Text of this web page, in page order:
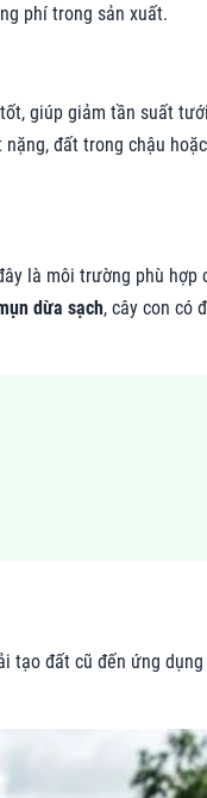
phí trong sản xuất.
giúp giảm tần suất tưới
đất trong chậu hoặc
là môi trường phù hợp
dừa sạch, cây con có
tạo đất cũ đến ứng dụng